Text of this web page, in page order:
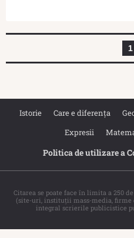
1
Istorie Care e diferența
Expresii
Politica de utilizare a
Citarea se poate face în limita a 250
(site-uri, instituţii mass-media, firme
integral scrierile publicistice